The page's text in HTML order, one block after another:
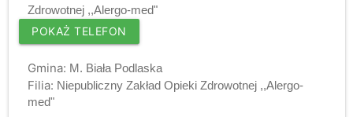
Zdrowotnej ,,Alergo-med"
POKAŻ TELEFON
Gmina: M. Biała Podlaska
Filia: Niepubliczny Zakład Opieki Zdrowotnej ,,Alergo-
med"